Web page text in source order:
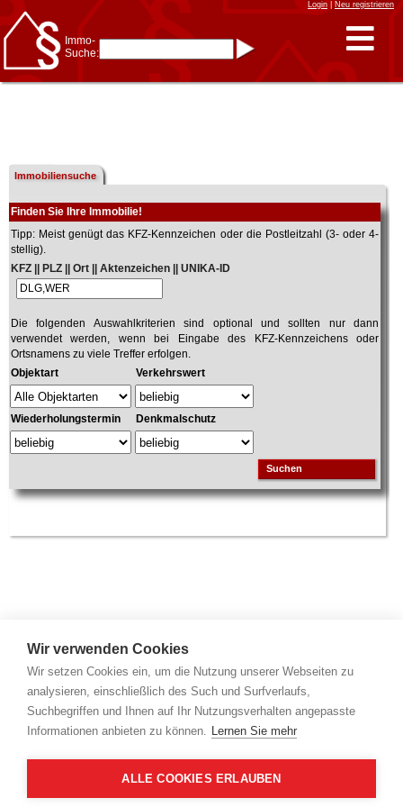
Wir verwenden Cookies
Wir setzen Cookies ein, um die Nutzung unserer Webseiten zu
analysieren, einschließlich des Such und Surfverlaufs,
Suchbegriffen und Ihnen auf Ihr Nutzungsverhalten angepasste
Informationen anbieten zu können. Lernen Sie mehr
ALLE COOKIES ERLAUBEN
Login| Neu registrieren
Immo-
Suche:
Kombinieren
z.B.: 15 Frankfurt
Frankfurt/Oder
am Main
Immobiliensuche
nach Amtsgericht
7 Treffer
Immobiliensuche
Finden Sie Ihre Immobilie!
Tipp: Meist genügt das KFZ-Kennzeichen oder die Postleitzahl (3- oder 4-
stellig).
KFZ || PLZ || Ort || Aktenzeichen || UNIKA-ID
Die folgenden Auswahlkriterien sind optional und sollten nur dann
verwendet werden, wenn bei Eingabe des KFZ-Kennzeichens oder
Ortsnamens zu viele Treffer erfolgen.
Objektart
Verkehrswert
Wiederholungstermin Denkmalschutz
Suchen